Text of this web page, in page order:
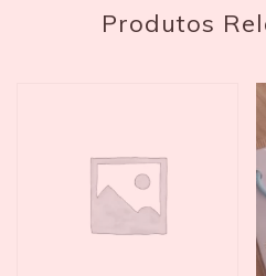
Produtos